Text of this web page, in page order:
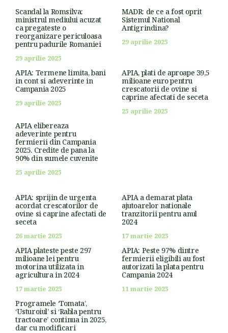
Scandal la Romsilva:
ministrul mediului acuzat
ca pregateste o
reorganizare periculoasa
pentru padurile Romaniei
29 aprilie 2025
MADR: de ce a fost oprit
Sistemul National
Antigrindina?
29 aprilie 2025
APIA: Termene limita, bani
in cont si adeverinte in
Campania 2025
29 aprilie 2025
APIA, plati de aproape 39,5
milioane euro pentru
crescatorii de ovine si
caprine afectati de seceta
25 aprilie 2025
APIA elibereaza
adeverinte pentru
fermierii din Campania
2025. Credite de pana la
90% din sumele cuvenite
25 aprilie 2025
APIA: sprijin de urgenta
acordat crescatorilor de
ovine si caprine afectati de
seceta
26 martie 2025
APIA a demarat plata
ajutoarelor nationale
tranzitorii pentru anul
2024
17 martie 2025
APIA plateste peste 297
milioane lei pentru
motorina utilizata in
agricultura in 2024
17 martie 2025
APIA: Peste 97% dintre
fermierii eligibili au fost
autorizati la plata pentru
Campania 2024
11 martie 2025
Programele ‘Tomata’,
‘Usturoiul’ si ‘Rabla pentru
tractoare’ continua in 2025,
dar cu modificari